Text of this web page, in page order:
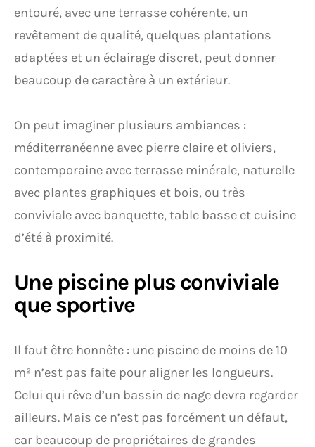
entouré, avec une terrasse cohérente, un
revêtement de qualité, quelques plantations
adaptées et un éclairage discret, peut donner
beaucoup de caractère à un extérieur.
On peut imaginer plusieurs ambiances :
méditerranéenne avec pierre claire et oliviers,
contemporaine avec terrasse minérale, naturelle
avec plantes graphiques et bois, ou très
conviviale avec banquette, table basse et cuisine
d’été à proximité.
Une piscine plus conviviale
que sportive
Il faut être honnête : une piscine de moins de 10
m² n’est pas faite pour aligner les longueurs.
Celui qui rêve d’un bassin de nage devra regarder
ailleurs. Mais ce n’est pas forcément un défaut,
car beaucoup de propriétaires de grandes